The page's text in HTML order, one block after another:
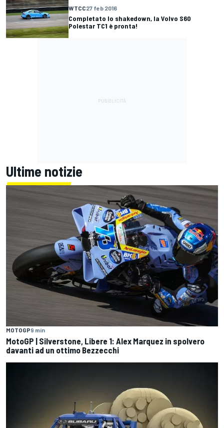
WTCC27 feb 2016
Completato lo shakedown, la Volvo S60
Polestar TC1 è pronta!
Ultime notizie
MOTOGP9 min
MotoGP | Silverstone, Libere 1: Alex Marquez in spolvero
davanti ad un ottimo Bezzecchi